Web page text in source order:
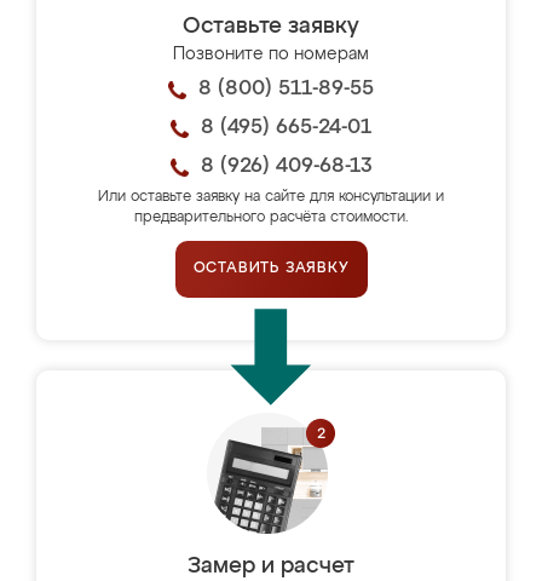
Оставьте заявку
Позвоните по номерам
8 (800) 511-89-55
8 (495) 665-24-01
8 (926) 409-68-13
Или оставьте заявку на сайте для консультации и
предварительного расчёта стоимости.
ОСТАВИТЬ ЗАЯВКУ
Замер и расчет